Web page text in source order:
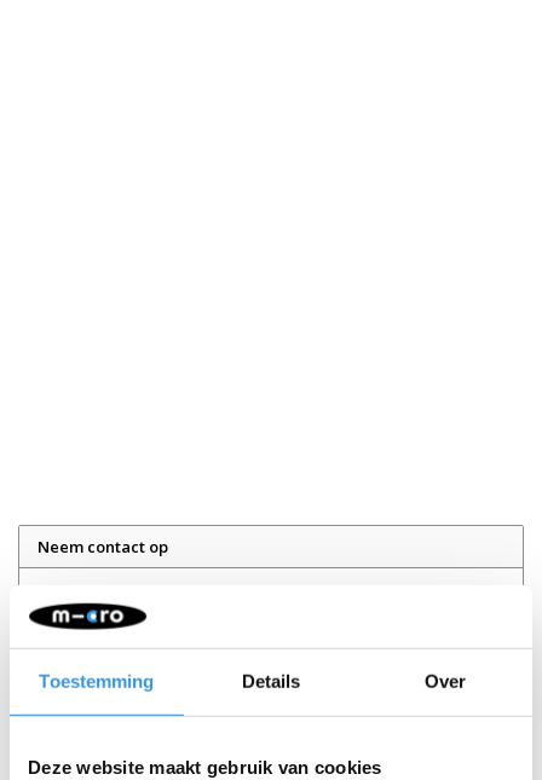
Toestemming Details Over
Deze website maakt gebruik van cookies
Neem contact op
Naam:*
Bedrijf:
E-mail:*